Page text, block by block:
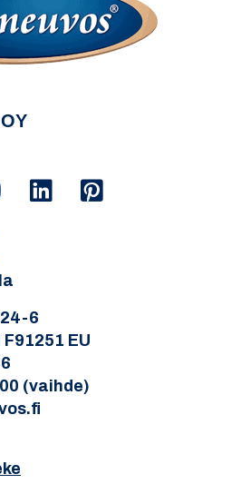
6
EU
(vaihde)